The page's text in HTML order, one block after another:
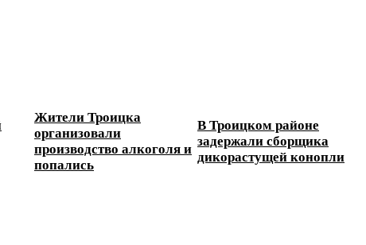
Жители Троицка
организовали
производство алкоголя и
попались
В Троицком районе
задержали сборщика
дикорастущей конопли